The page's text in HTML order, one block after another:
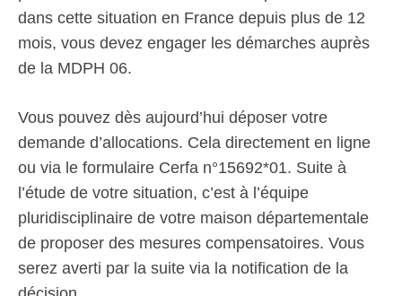
dans cette situation en France depuis plus de 12
mois, vous devez engager les démarches auprès
de la MDPH 06.
Vous pouvez dès aujourd’hui déposer votre
demande d’allocations. Cela directement en ligne
ou via le formulaire Cerfa n°15692*01. Suite à
l’étude de votre situation, c’est à l’équipe
pluridisciplinaire de votre maison départementale
de proposer des mesures compensatoires. Vous
serez averti par la suite via la notification de la